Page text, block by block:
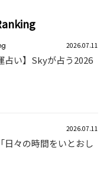
2026.07.11
占い】Skyが占う2026
2026.07.11
日々の時間をいとおし